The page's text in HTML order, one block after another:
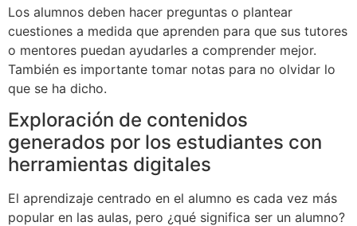
Los alumnos deben hacer preguntas o plantear
cuestiones a medida que aprenden para que sus tutores
o mentores puedan ayudarles a comprender mejor.
También es importante tomar notas para no olvidar lo
que se ha dicho.
Exploración de contenidos
generados por los estudiantes con
herramientas digitales
El aprendizaje centrado en el alumno es cada vez más
popular en las aulas, pero ¿qué significa ser un alumno?